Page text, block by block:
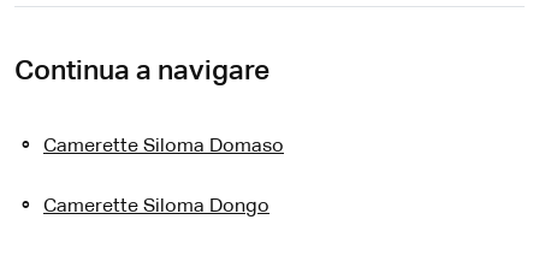
Continua a navigare
Camerette Siloma Domaso
Camerette Siloma Dongo